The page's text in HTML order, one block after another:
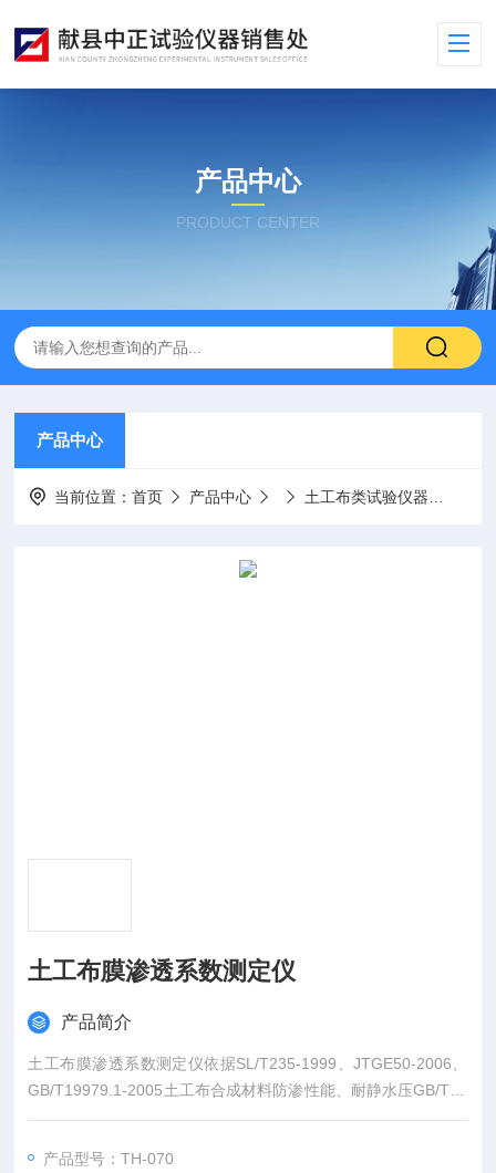
产品中心
PRODUCT CENTER
产品中心
当前位置：首页 产品中心 土工布类试验仪器
土工布膜渗透系数测定仪
产品简介
土工布膜渗透系数测定仪依据SL/T235-1999、JTGE50-2006、
GB/T19979.1-2005土工布合成材料防渗性能、耐静水压GB/T19
979.2-2006土工布合成材料防渗性能，渗透系数的国家标准研发
产品型号：TH-070